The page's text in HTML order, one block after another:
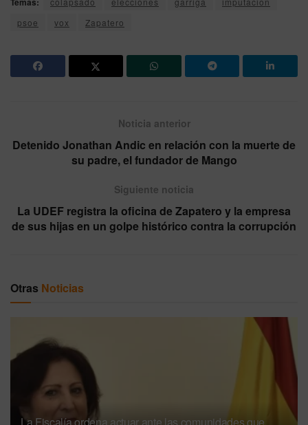
psoe
vox Zapatero
Noticia anterior
Detenido Jonathan Andic en relación con la muerte de
su padre, el fundador de Mango
Siguiente noticia
La UDEF registra la oficina de Zapatero y la empresa
de sus hijas en un golpe histórico contra la corrupción
Otras Noticias
La Fiscalía ordena actuar ante las comunidades que